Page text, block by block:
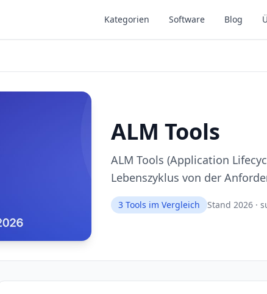
Kategorien Software Blog
ALM Tools
ALM Tools (Application
Lebenszyklus von der
3 Tools im Vergleich Stand 2026 ·